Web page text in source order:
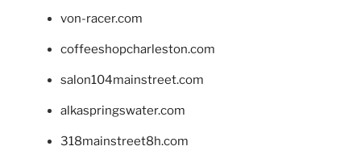
von-racer.com
coffeeshopcharleston.com
salon104mainstreet.com
alkaspringswater.com
318mainstreet8h.com